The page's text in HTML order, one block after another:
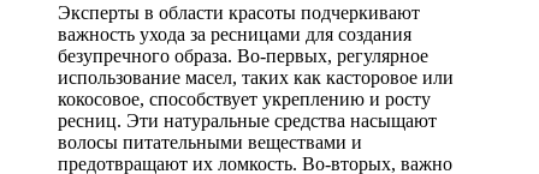
Эксперты в области красоты подчеркивают
важность ухода за ресницами для создания
безупречного образа. Во-первых, регулярное
использование масел, таких как касторовое или
кокосовое, способствует укреплению и росту
ресниц. Эти натуральные средства насыщают
волосы питательными веществами и
предотвращают их ломкость. Во-вторых, важно